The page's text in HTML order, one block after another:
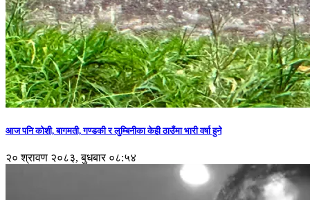
आज पनि कोशी, बागमती, गण्डकी र लुम्बिनीका केही ठाउँमा भारी वर्षा हुने
२० श्रावण २०८३, बुधबार ०८:५४